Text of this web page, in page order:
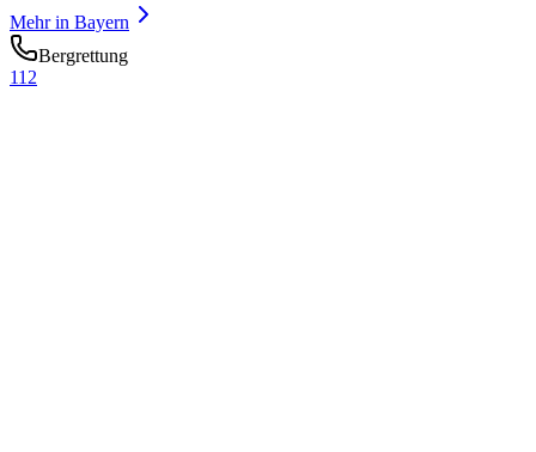
Mehr in Bayern
Bergrettung
112